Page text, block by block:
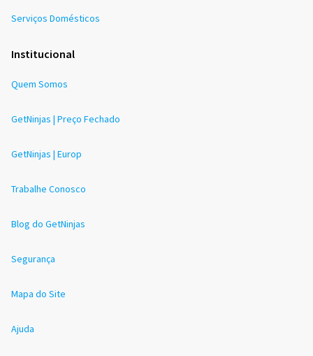
Serviços Domésticos
Institucional
Quem Somos
GetNinjas | Preço Fechado
GetNinjas | Europ
Trabalhe Conosco
Blog do GetNinjas
Segurança
Mapa do Site
Ajuda